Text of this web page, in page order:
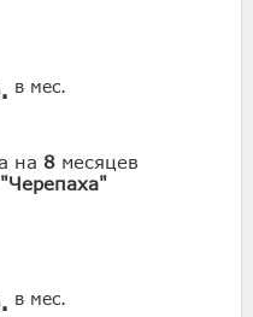
в мес.
на 8 месяцев
"Черепаха"
в мес.